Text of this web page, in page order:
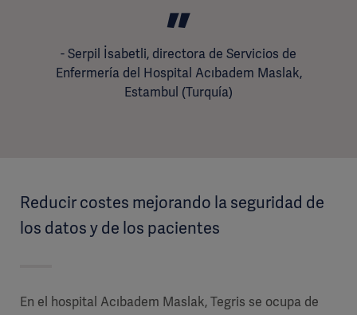
Reducir costes mejorando la seguridad de
los datos y de los pacientes
En el hospital Acıbadem Maslak, Tegris se ocupa de